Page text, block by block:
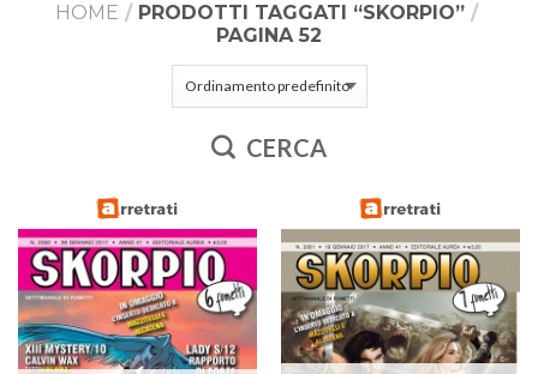
HOME / PRODOTTI TAGGATI “SKORPIO” /
PAGINA 52
CERCA